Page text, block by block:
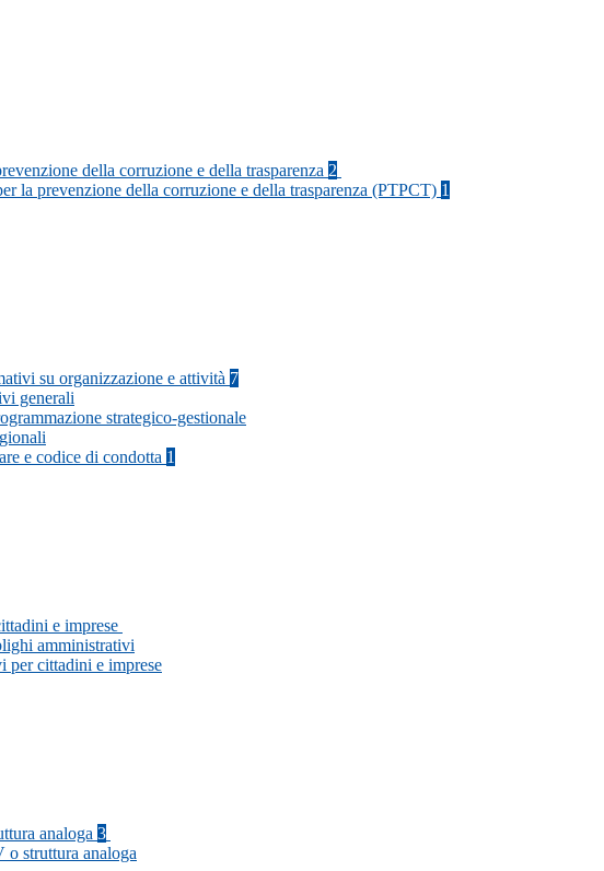
della corruzione e della trasparenza 2
la prevenzione della corruzione e della trasparenza (PTPCT) 1
su organizzazione e attività 7
generali
strategico-gestionale
e codice di condotta 1
e imprese
amministrativi
per cittadini e imprese
analoga 3
struttura analoga